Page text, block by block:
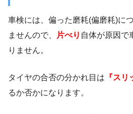
車検には、偏った磨耗(偏磨耗)に
ませんので、
片べり 自体が原因で
りません。
タイヤの合否の分かれ目は 『スリ
るか否かになります。